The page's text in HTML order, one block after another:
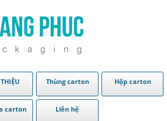
Thùng carton Hộp carton
carton Liên hệ